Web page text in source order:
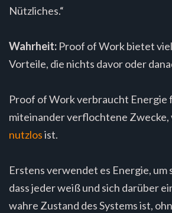
Nützliches.“
Wahrheit: Proof of Work bietet
Vorteile, die nichts davor oder
Proof of Work verbraucht Energie
miteinander verflochtene Zwecke,
nutzlosist.
Erstens verwendet es Energie, um
dass jeder weiß und sich darüber
wahre Zustand des Systems ist,